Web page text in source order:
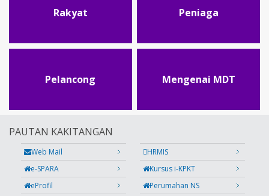
Rakyat Peniaga
Pelancong Mengenai MDT
PAUTAN KAKITANGAN
Web Mail
HRMIS
e-SPARA
Kursus i-KPKT
eProfil
Perumahan NS